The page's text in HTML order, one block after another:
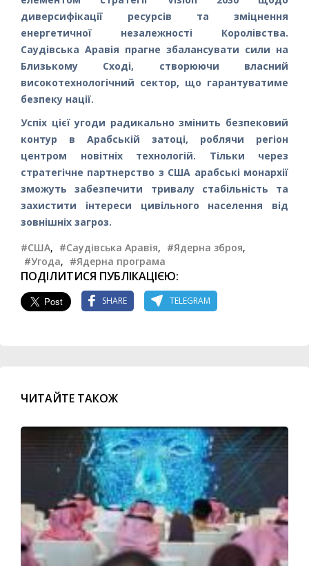
диверсифікації ресурсів та зміцнення
енергетичної незалежності Королівства.
Саудівська Аравія прагне збалансувати сили на
Близькому Сході, створюючи власний
високотехнологічний сектор, що гарантуватиме
безпеку нації.
Успіх цієї угоди радикально змінить безпековий
контур в Арабській затоці, роблячи регіон
центром новітніх технологій. Тільки через
стратегічне партнерство з США арабські монархії
зможуть забезпечити тривалу стабільність та
захистити інтереси цивільного населення від
зовнішніх загроз.
#США, #Саудівська Аравія, #Ядерна зброя,
#Угода, #Ядерна програма
ПОДІЛИТИСЯ ПУБЛІКАЦІЄЮ:
SHARE TELEGRAM
ЧИТАЙТЕ ТАКОЖ